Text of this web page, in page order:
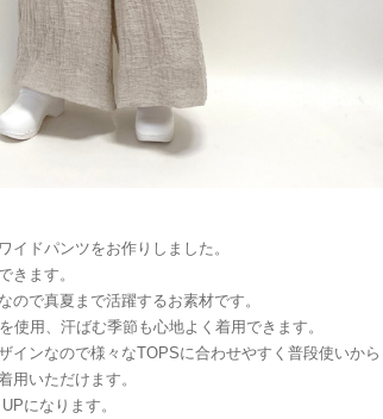
イドパンツをお作りしました。
きます。
ので真夏まで活躍するお素材です。
使用、汗ばむ季節も心地よく着用できます。
インなので様々なTOPSに合わせやすく普段使いから
用いただけます。
になります。